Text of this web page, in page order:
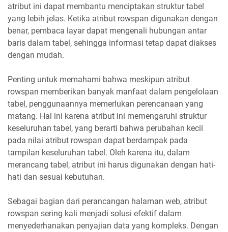
atribut ini dapat membantu menciptakan struktur tabel
yang lebih jelas. Ketika atribut rowspan digunakan dengan
benar, pembaca layar dapat mengenali hubungan antar
baris dalam tabel, sehingga informasi tetap dapat diakses
dengan mudah.
Penting untuk memahami bahwa meskipun atribut
rowspan memberikan banyak manfaat dalam pengelolaan
tabel, penggunaannya memerlukan perencanaan yang
matang. Hal ini karena atribut ini memengaruhi struktur
keseluruhan tabel, yang berarti bahwa perubahan kecil
pada nilai atribut rowspan dapat berdampak pada
tampilan keseluruhan tabel. Oleh karena itu, dalam
merancang tabel, atribut ini harus digunakan dengan hati-
hati dan sesuai kebutuhan.
Sebagai bagian dari perancangan halaman web, atribut
rowspan sering kali menjadi solusi efektif dalam
menyederhanakan penyajian data yang kompleks. Dengan